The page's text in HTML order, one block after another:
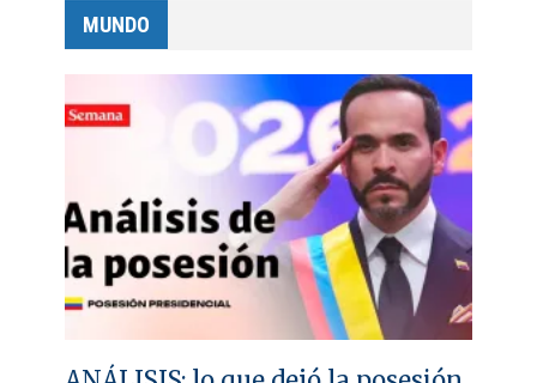
MUNDO